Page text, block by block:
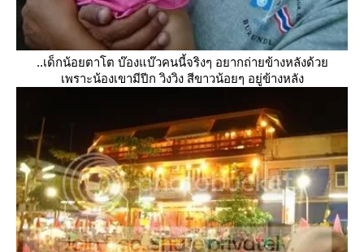
..เด็กน้อยตาโต บ๊องแบ๊วคนนี้จริงๆ อยากถ่ายข้างหลังด้ว
เพราะน้องเขามีปีก วิงวิง สีขาวน้อยๆ อยู่ข้างหลัง